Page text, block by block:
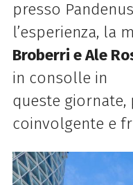
presso
l’esperienza, la
Broberri e Ale
in consolle in
queste
coinvolgente e